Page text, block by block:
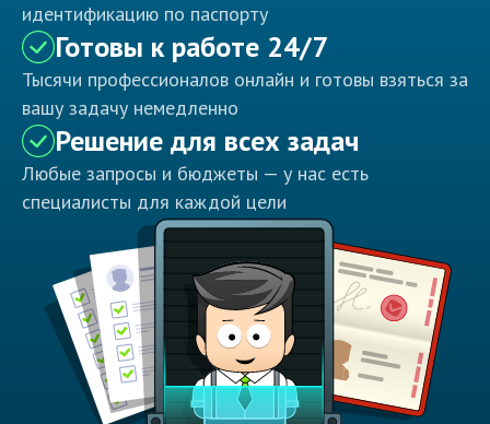
идентификацию по паспорту
Готовы к работе 24/7
Тысячи профессионалов онлайн и готовы взяться за
вашу задачу немедленно
Решение для всех задач
Любые запросы и бюджеты — у нас есть
специалисты для каждой цели